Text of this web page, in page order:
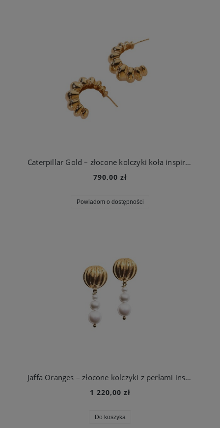
Caterpillar Gold – złocone kolczyki koła inspirowane cyklem życia motyla
790,00 zł
Powiadom o dostępności
Jaffa Oranges – złocone kolczyki z perłami inspirowane pomarańczami Jaffy
1 220,00 zł
Do koszyka